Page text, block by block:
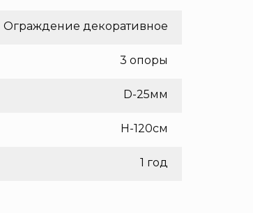
Ограждение декоративное
3 опоры
D-25мм
H-120см
1 год